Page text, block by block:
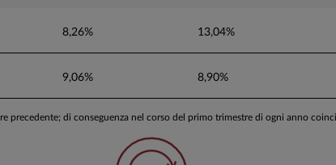
delle condizioni dei mercati e
stessi.
8,26% 13,04%
9,06% 8,90%
precedente; di conseguenza nel corso del primo trimestre di ogni anno